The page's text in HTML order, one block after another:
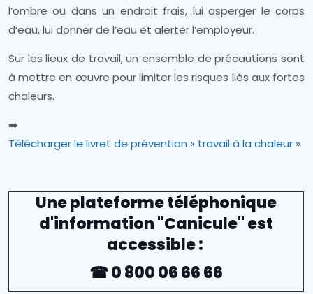
l’ombre ou dans un endroit frais, lui asperger le corps
d’eau, lui donner de l’eau et alerter l’employeur.
Sur les lieux de travail, un ensemble de précautions sont
à mettre en œuvre pour limiter les risques liés aux fortes
chaleurs.
➡️
Télécharger le livret de prévention « travail à la chaleur »
Une plateforme téléphonique
d'information "Canicule" est
accessible :
☎ 0 800 06 66 66